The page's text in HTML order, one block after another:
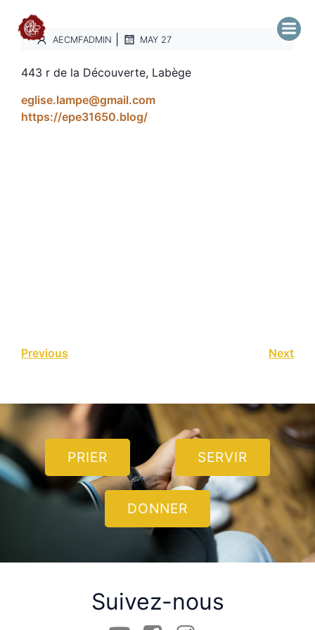
AECMFADMIN MAY 27
443 r de la Découverte, Labège
eglise.lampe@gmail.com
https://epe31650.blog/
Previous Next
PRIER SERVIR
DONNER
Suivez-nous